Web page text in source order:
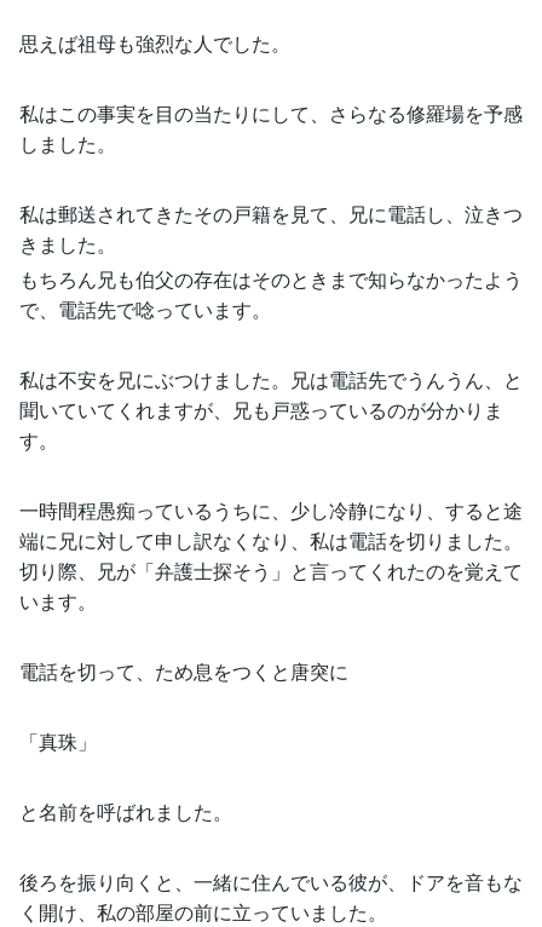
思えば祖母も強烈な人でした。
私はこの事実を目の当たりにして、さらなる修羅場を予感
しました。
私は郵送されてきたその戸籍を見て、兄に電話し、泣きつ
きました。
もちろん兄も伯父の存在はそのときまで知らなかったよう
で、電話先で唸っています。
私は不安を兄にぶつけました。兄は電話先でうんうん、と
聞いていてくれますが、兄も戸惑っているのが分かりま
す。
一時間程愚痴っているうちに、少し冷静になり、すると途
端に兄に対して申し訳なくなり、私は電話を切りました。
切り際、兄が「弁護士探そう」と言ってくれたのを覚えて
います。
電話を切って、ため息をつくと唐突に
「真珠」
と名前を呼ばれました。
後ろを振り向くと、一緒に住んでいる彼が、ドアを音もな
く開け、私の部屋の前に立っていました。